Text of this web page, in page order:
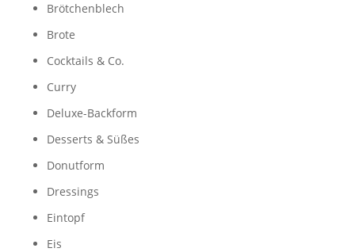
Brötchenblech
Brote
Cocktails & Co.
Curry
Deluxe-Backform
Desserts & Süßes
Donutform
Dressings
Eintopf
Eis